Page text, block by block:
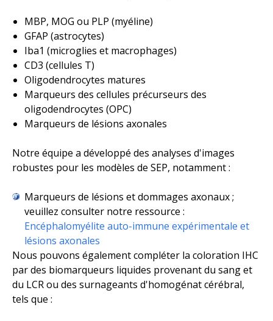
MBP, MOG ou PLP (myéline)
GFAP (astrocytes)
Iba1 (microglies et macrophages)
CD3 (cellules T)
Oligodendrocytes matures
Marqueurs des cellules précurseurs des
oligodendrocytes (OPC)
Marqueurs de lésions axonales
Notre équipe a développé des analyses d'images
robustes pour les modèles de SEP, notamment :
Marqueurs de lésions et dommages axonaux ;
veuillez consulter notre ressource :
Encéphalomyélite auto-immune expérimentale et
lésions axonales
Nous pouvons également compléter la coloration IHC
par des biomarqueurs liquides provenant du sang et
du LCR ou des surnageants d'homogénat cérébral,
tels que :